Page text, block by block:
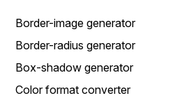
Border-image generator
Border-radius generator
Box-shadow generator
Color format converter